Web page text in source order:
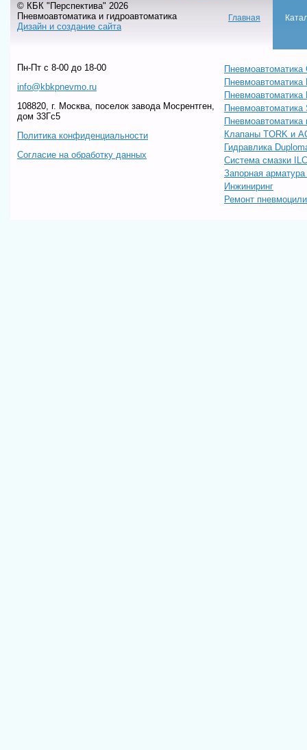
© КБК "Перспектива" 2026
Пневмоавтоматика и гидроавтоматика
Дизайн и создание сайта
Главная
Пн-Пт c 8-00 до 18-00
info@kbkpnevmo.ru
108820, г. Москва, поселок завода Мосрентген,
дом 33Гс5
Политика конфиденциальности
Согласие на обработку данных
Пневмоавтоматика
Пневмоавтоматика
Пневмоавтоматика
Пневмоавтоматика
Клапаны TORK и
Гидравлика
Система смазки ILC
Запорная
Инжиниринг
Ремонт